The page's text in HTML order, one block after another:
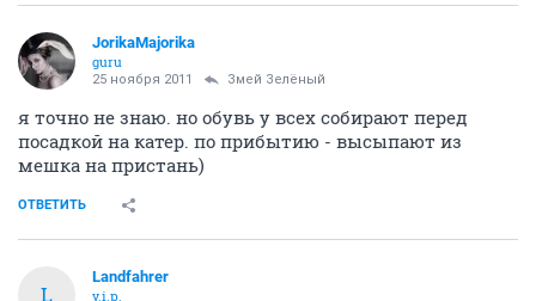
JorikaMajorika
guru
25 ноября 2011 Змей Зелёный
я точно не знаю. но обувь у всех собирают перед
посадкой на катер. по прибытию - высыпают из
мешка на пристань)
ОТВЕТИТЬ
L
Landfahrer
v.i.p.